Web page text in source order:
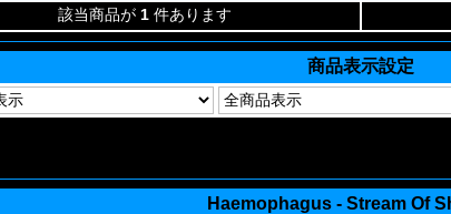
該当商品が 1 件あります
商品表示設定
Haemophagus - Stream Of